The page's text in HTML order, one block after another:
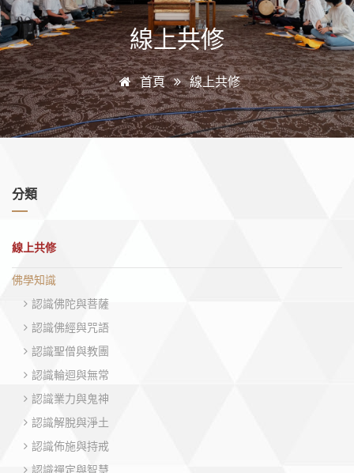
線上共修
首頁 線上共修
分類
線上共修
佛學知識
認識佛陀與菩薩
認識佛經與咒語
認識聖僧與教團
認識輪迴與無常
認識業力與鬼神
認識解脫與淨土
認識佈施與持戒
認識禪定與智慧